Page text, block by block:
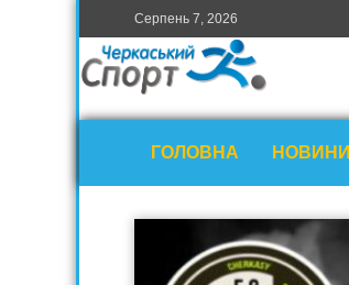
Серпень 7, 2026
ГОЛОВНА НОВИНИ